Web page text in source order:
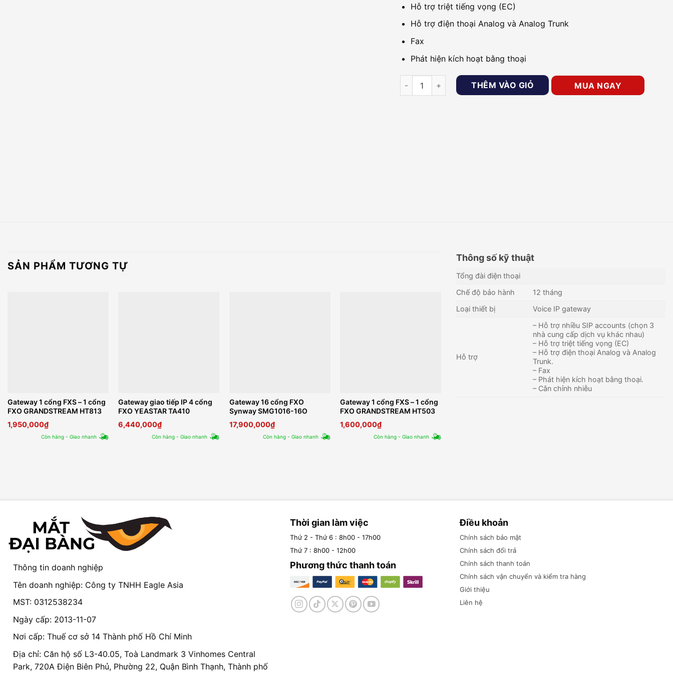
Hỗ trợ triệt tiếng vọng (EC)
Hỗ trợ điện thoại Analog và Analog Trunk
Fax
Phát hiện kích hoạt bằng thoại
Cổng giao tiếp VOIP-FXS GRANDSTREAM GXW4224 số lượng
THÊM VÀO GIỎ MUA NGAY
SẢN PHẨM TƯƠNG TỰ
Gateway 1 cổng FXS – 1 cổng
FXO GRANDSTREAM HT813
1,950,000₫
Còn hàng - Giao nhanh
Gateway giao tiếp IP 4 cổng
FXO YEASTAR TA410
6,440,000₫
Còn hàng - Giao nhanh
Gateway 16 cổng FXO
Synway SMG1016-16O
17,900,000₫
Còn hàng - Giao nhanh
Gateway 1 cổng FXS – 1 cổng
FXO GRANDSTREAM HT503
1,600,000₫
Còn hàng - Giao nhanh
Thông số kỹ thuật
Tổng đài điện thoại
Chế độ bảo hành
12 tháng
Loại thiết bị
Voice IP gateway
Hỗ trợ
– Hỗ trợ nhiều SIP accounts (chọn 3
nhà cung cấp dịch vụ khác nhau)
– Hỗ trợ triệt tiếng vọng (EC)
– Hỗ trợ điện thoại Analog và Analog
Trunk.
– Fax
– Phát hiện kích hoạt bằng thoại.
– Cân chỉnh nhiễu
Thông tin doanh nghiệp
Tên doanh nghiệp: Công ty TNHH Eagle Asia
MST: 0312538234
Ngày cấp: 2013-11-07
Nơi cấp: Thuế cơ sở 14 Thành phố Hồ Chí Minh
Địa chỉ: Căn hộ số L3-40.05, Toà Landmark 3 Vinhomes Central
Park, 720A Điện Biên Phủ, Phường 22, Quận Bình Thạnh, Thành phố
Thời gian làm việc
Thứ 2 - Thứ 6 : 8h00 - 17h00
Thứ 7 : 8h00 - 12h00
Phương thức thanh toán
Điều khoản
Chính sách bảo mật
Chính sách đổi trả
Chính sách thanh toán
Chính sách vận chuyển và kiểm tra hàng
Giới thiệu
Liên hệ